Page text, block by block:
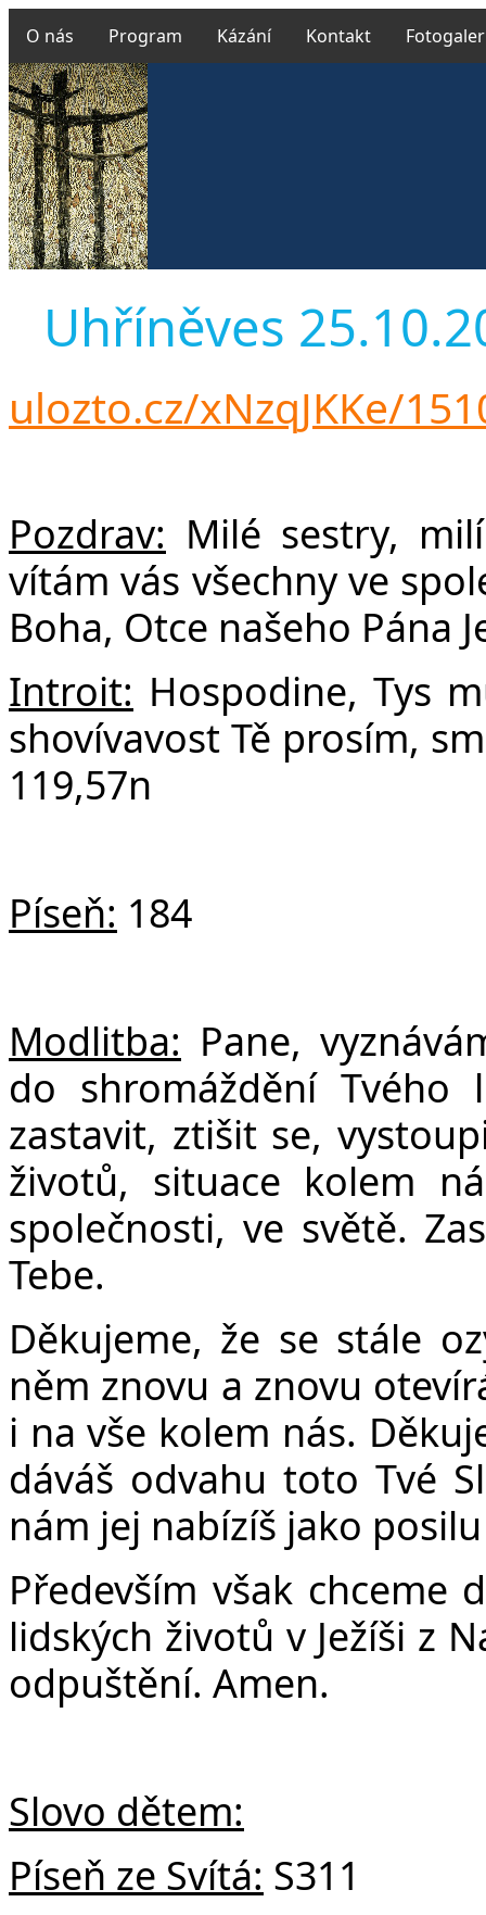
O nás Program Kázání Kontakt
Uhříněves
ulozto.cz/xNzqJKKe/
Pozdrav: Milé sestry,
vítám vás všechny ve
Boha, Otce našeho Pána
Introit: Hospodine, Tys
shovívavost Tě prosím,
119,57n
Píseň: 184
Modlitba: Pane,
do shromáždění Tvého
zastavit, ztišit se,
životů, situace kolem
společnosti, ve světě.
Tebe.
Děkujeme, že se stále
něm znovu a znovu
i na vše kolem nás.
dáváš odvahu toto Tvé
nám jej nabízíš jako
Především však chceme
lidských životů v Ježíši z
odpuštění. Amen.
Slovo dětem:
Píseň ze Svítá: S311